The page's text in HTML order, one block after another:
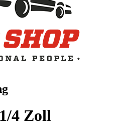
4 Zoll